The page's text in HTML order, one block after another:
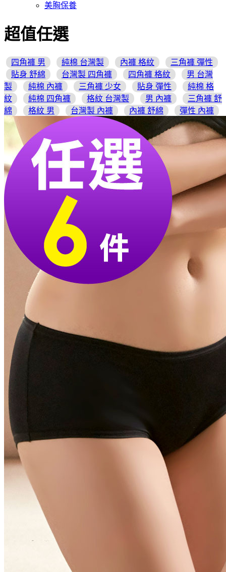
美胸保養
超值任選
四角褲 男 純棉 台灣製 內褲 格紋
三角褲 彈性
貼身 舒綿
台灣製 四角褲 四角褲 格紋
男 台灣
製
純棉 內褲 三角褲 少女 貼身 彈性
純棉 格
紋
純棉 四角褲 格紋 台灣製 男 內褲
三角褲 舒
綿
格紋 男 台灣製 內褲 內褲 舒綿 彈性 內褲